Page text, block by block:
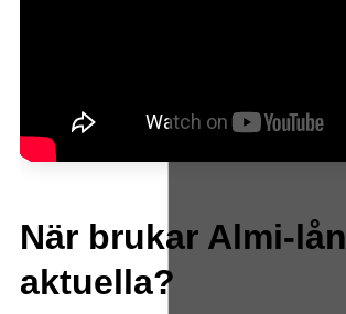
När brukar Almi-
aktuella?